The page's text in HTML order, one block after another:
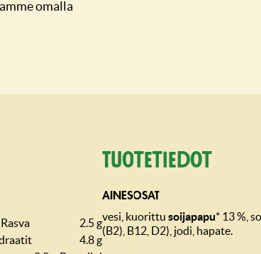
omalla
Rasva
2.5 g
4.8 g
Tuotetiedot
AINESOSAT
vesi, kuorittu soijapapu* 13 %,
(B2), B12, D2), jodi, hapate.